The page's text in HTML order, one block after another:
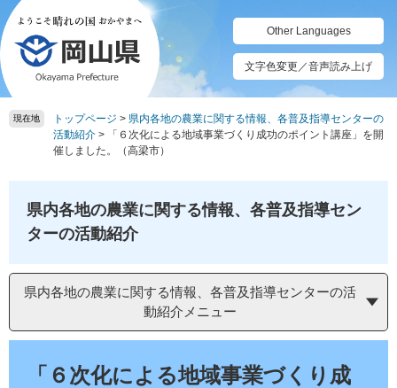
ペ
ー
ジ
の
先
頭
メ
ニ
ュ
ー
を
飛
Other Languages
文字色変更／音声読み上げ
現在地 トップページ > 県内各地の農業に関する情報、各普及指導センターの
活動紹介 >
「６次化による地域事業づくり成功のポイント講座」を開
催しました。（高梁市）
県内各地の農業に関する情報、各普及指導セン
ターの活動紹介
県内各地の農業に関する情報、各普及指導センターの活
動紹介メニュー
「６次化による地域事業づくり成